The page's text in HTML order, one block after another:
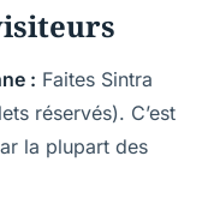
: Faites Sintra
réservés). C’est
la plupart des